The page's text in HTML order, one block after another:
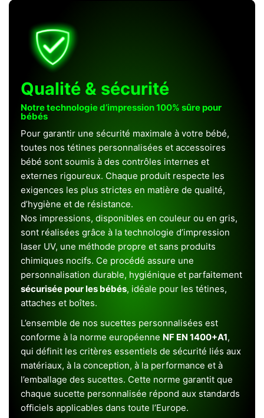
Qualité & sécurité
Notre technologie d’impression 100% sûre pour
bébés
Pour garantir une sécurité maximale à votre bébé,
toutes nos tétines personnalisées et accessoires
bébé sont soumis à des contrôles internes et
externes rigoureux. Chaque produit respecte les
exigences les plus strictes en matière de qualité,
d’hygiène et de résistance.
Nos impressions, disponibles en couleur ou en gris,
sont réalisées grâce à la technologie d’impression
laser UV, une méthode propre et sans produits
chimiques nocifs. Ce procédé assure une
personnalisation durable, hygiénique et parfaitement
sécurisée pour les bébés, idéale pour les tétines,
attaches et boîtes.
L’ensemble de nos sucettes personnalisées est
conforme à la norme européenne NF EN 1400+A1,
qui définit les critères essentiels de sécurité liés aux
matériaux, à la conception, à la performance et à
l’emballage des sucettes. Cette norme garantit que
chaque sucette personnalisée répond aux standards
officiels applicables dans toute l’Europe.